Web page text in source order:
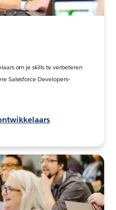
om je skills te verbeteren
Salesforce Developers-